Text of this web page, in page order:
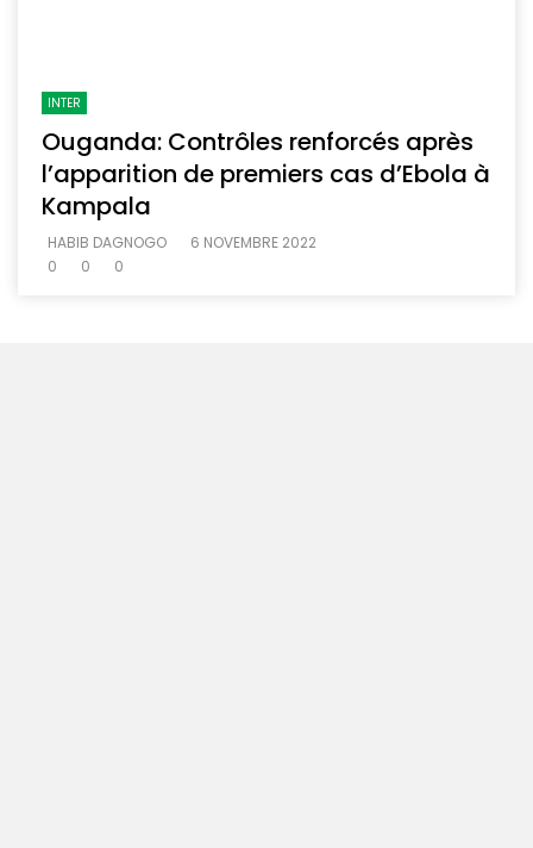
INTER
Ouganda: Contrôles renforcés après
l’apparition de premiers cas d’Ebola à
Kampala
HABIB DAGNOGO
6 NOVEMBRE 2022
0
0 0